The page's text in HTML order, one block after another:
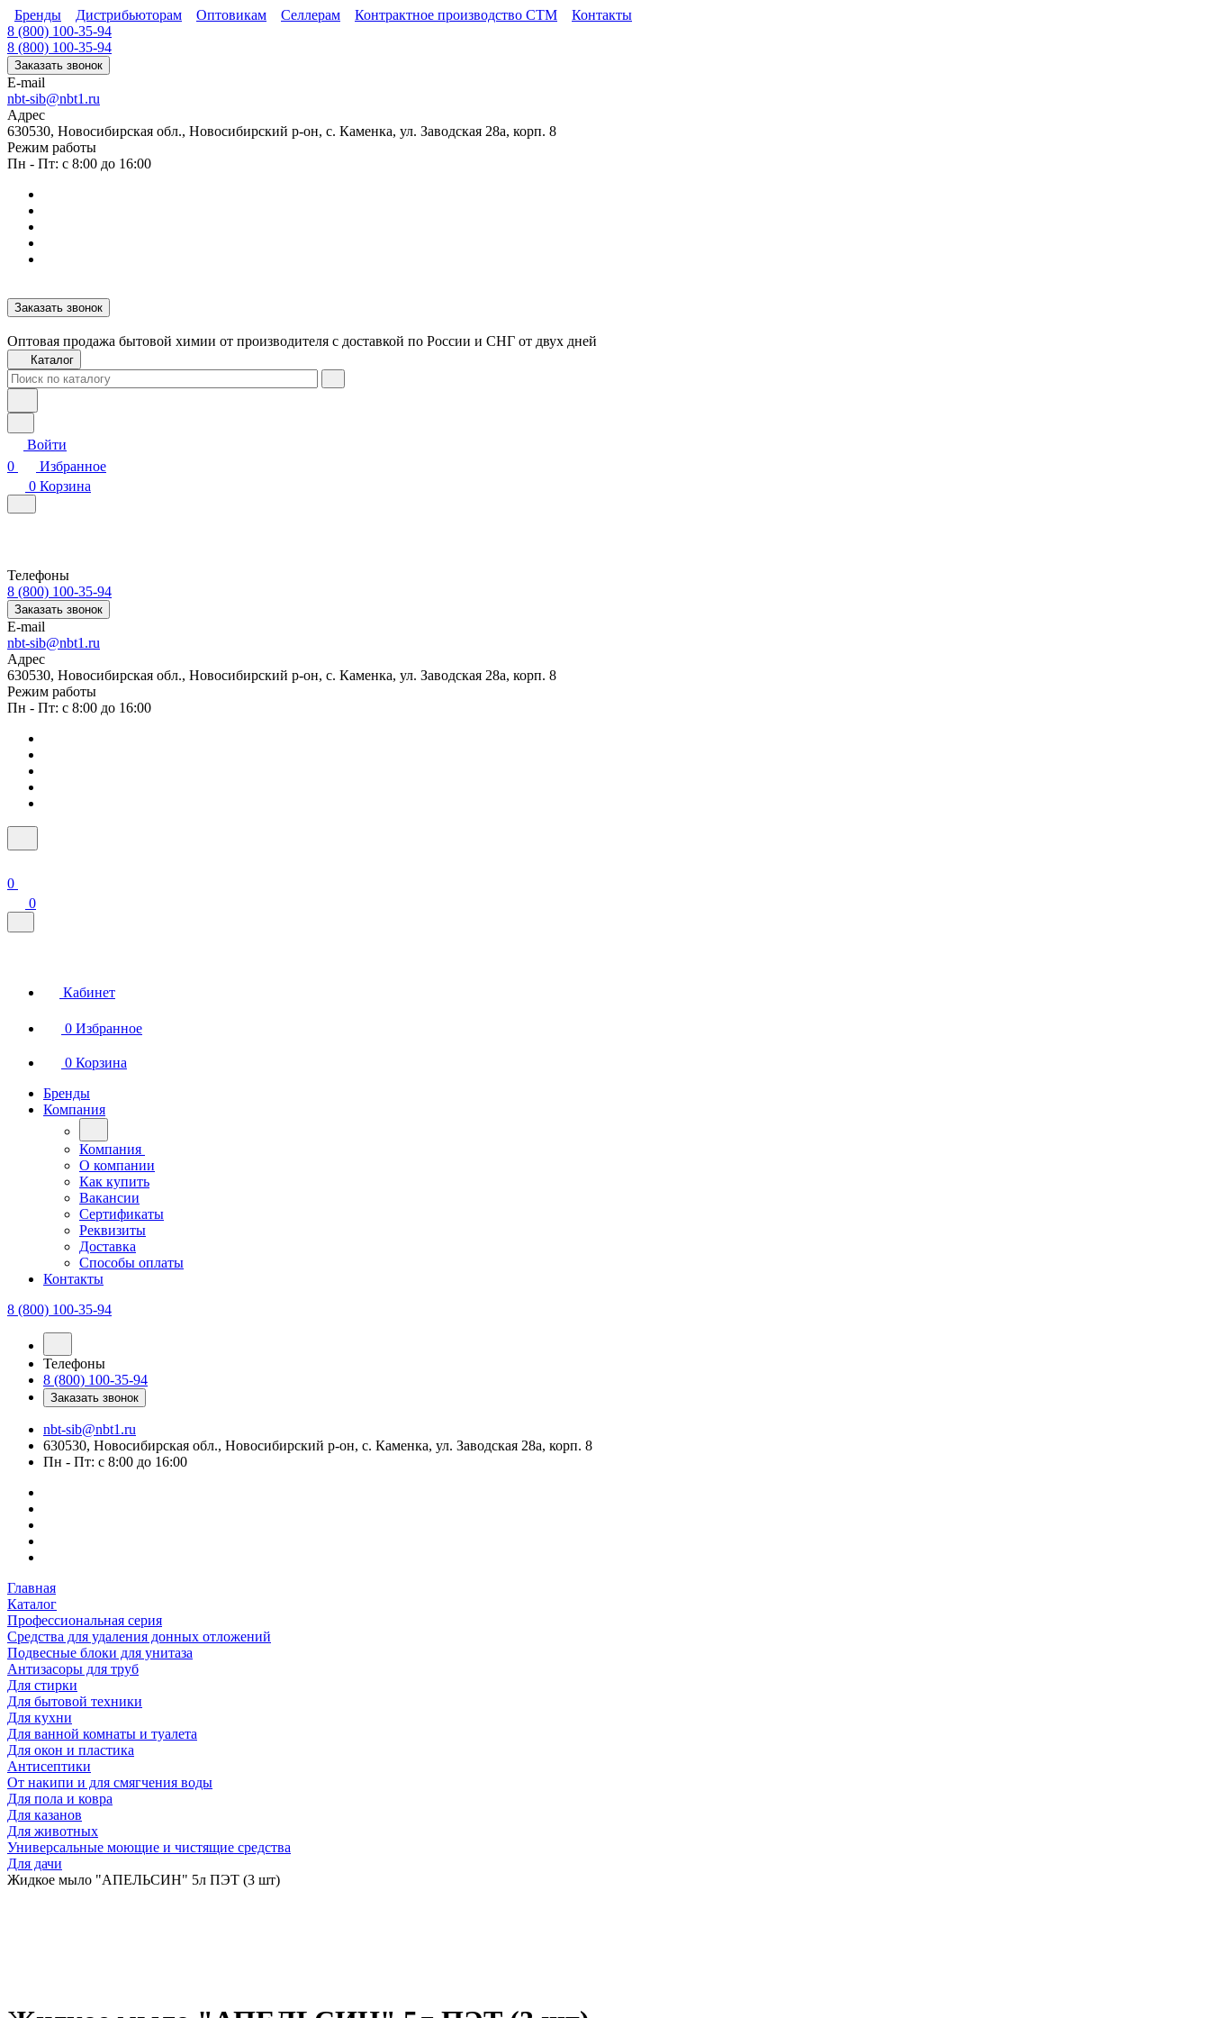
Бренды Дистрибьюторам Оптовикам Селлерам Контрактное производство СТМ
Контакты
8 (800) 100-35-94
8 (800) 100-35-94
Заказать звонок
E-mail
nbt-sib@nbt1.ru
Адрес
630530, Новосибирская обл., Новосибирский р-он, с. Каменка, ул. Заводская 28а, корп. 8
Режим работы
Пн - Пт: с 8:00 до 16:00
Заказать звонок
Оптовая продажа бытовой химии от производителя с доставкой по России и СНГ от двух дней
Каталог
Войти
0
Избранное
0 Корзина
Телефоны
8 (800) 100-35-94
Заказать звонок
E-mail
nbt-sib@nbt1.ru
Адрес
630530, Новосибирская обл., Новосибирский р-он, с. Каменка, ул. Заводская 28а, корп. 8
Режим работы
Пн - Пт: с 8:00 до 16:00
0
0
Кабинет
0 Избранное
0 Корзина
Бренды
Компания
Компания
О компании
Как купить
Вакансии
Сертификаты
Реквизиты
Доставка
Способы оплаты
Контакты
8 (800) 100-35-94
Телефоны
8 (800) 100-35-94
Заказать звонок
nbt-sib@nbt1.ru
630530, Новосибирская обл., Новосибирский р-он, с. Каменка, ул. Заводская 28а, корп. 8
Пн - Пт: с 8:00 до 16:00
Главная
Каталог
Профессиональная серия
Средства для удаления донных отложений
Подвесные блоки для унитаза
Антизасоры для труб
Для стирки
Для бытовой техники
Для кухни
Для ванной комнаты и туалета
Для окон и пластика
Антисептики
От накипи и для смягчения воды
Для пола и ковра
Для казанов
Для животных
Универсальные моющие и чистящие средства
Для дачи
Жидкое мыло "АПЕЛЬСИН" 5л ПЭТ (3 шт)